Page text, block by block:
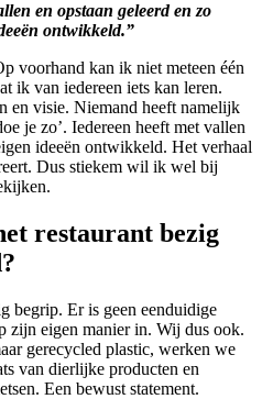
en opstaan geleerd en zo
ontwikkeld.”
voorhand kan ik niet meteen één
ik van iedereen iets kan leren.
en visie. Niemand heeft namelijk
je zo’. Iedereen heeft met vallen
ideeën ontwikkeld. Het verhaal
Dus stiekem wil ik wel bij
restaurant bezig
begrip. Er is geen eenduidige
zijn eigen manier in. Wij dus ook.
gerecycled plastic, werken we
van dierlijke producten en
Een bewust statement.